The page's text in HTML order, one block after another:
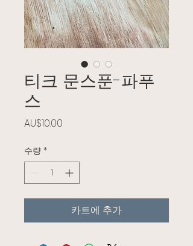
티크 문스푼-파푸
스
AU$10.00
수량 *
카트에 추가